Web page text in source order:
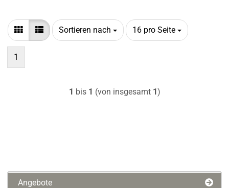
Sortieren nach
Sortieren nach 16 pro Seite
pro Seite
1
1 bis 1 (von insgesamt 1)
Angebote